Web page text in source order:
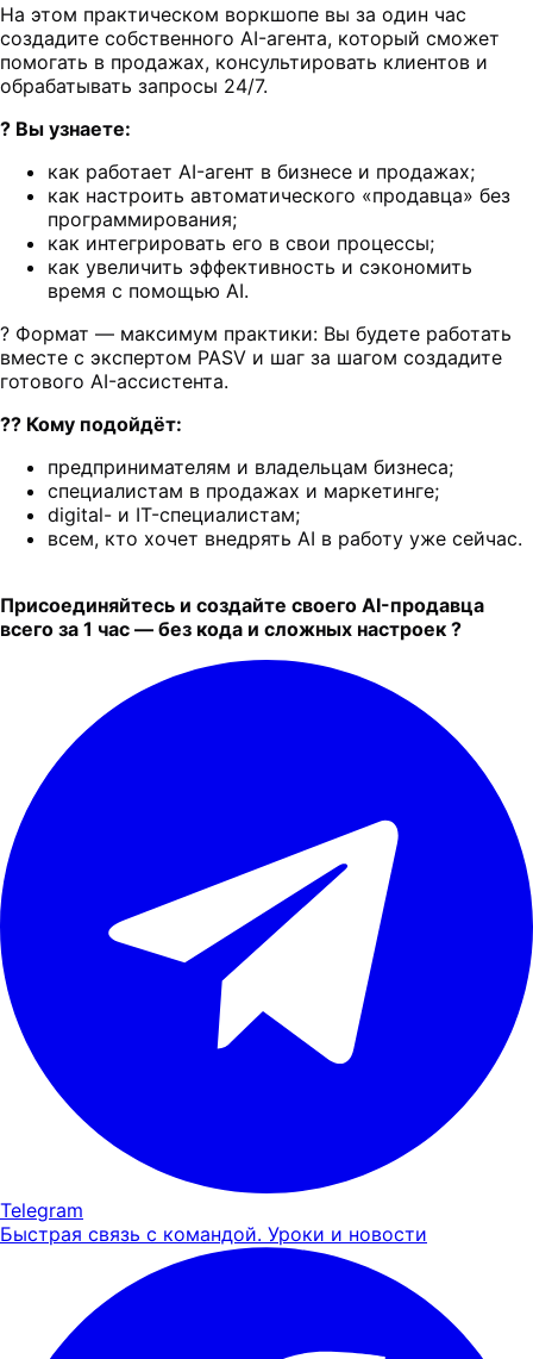
На этом практическом воркшопе вы за один час
создадите собственного AI-агента, который сможет
помогать в продажах, консультировать клиентов и
обрабатывать запросы 24/7.
? Вы узнаете:
как работает AI-агент в бизнесе и продажах;
как настроить автоматического «продавца» без
программирования;
как интегрировать его в свои процессы;
как увеличить эффективность и сэкономить
время с помощью AI.
? Формат — максимум практики: Вы будете работать
вместе с экспертом PASV и шаг за шагом создадите
готового AI-ассистента.
?‍? Кому подойдёт:
предпринимателям и владельцам бизнеса;
специалистам в продажах и маркетинге;
digital- и IT-специалистам;
всем, кто хочет внедрять AI в работу уже сейчас.
Присоединяйтесь и создайте своего AI-продавца
всего за 1 час — без кода и сложных настроек ?
Telegram
Быстрая связь с командой. Уроки и новости